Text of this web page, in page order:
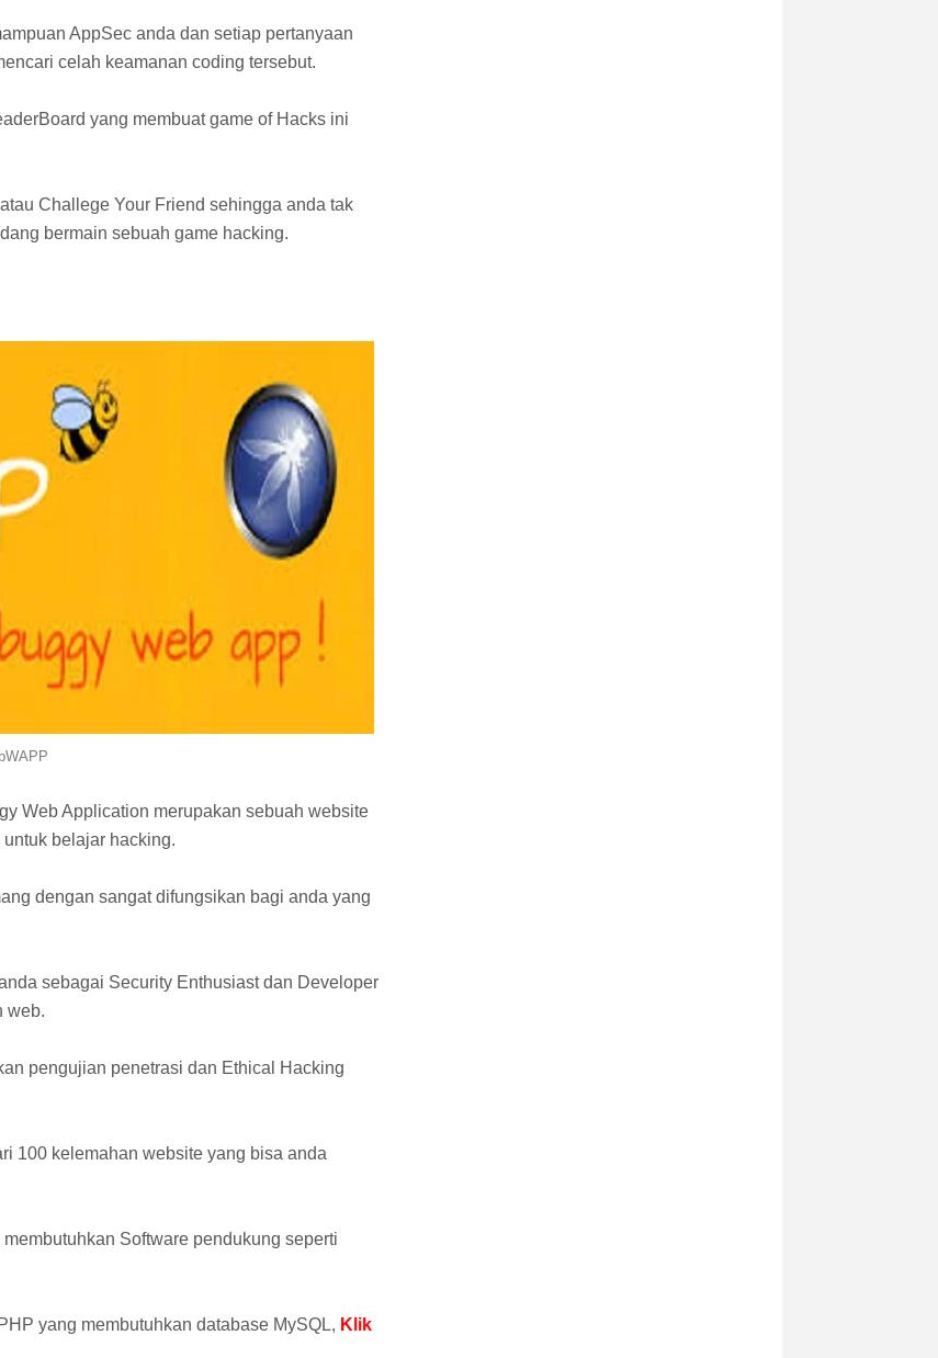
AppSec anda dan setiap pertanyaan
celah keamanan coding tersebut.
yang membuat game of Hacks ini
Challege Your Friend sehingga anda tak
bermain sebuah game hacking.
bWAPP
Web Application merupakan sebuah website
belajar hacking.
dengan sangat difungsikan bagi anda yang
sebagai Security Enthusiast dan Developer
web.
pengujian penetrasi dan Ethical Hacking
100 kelemahan website yang bisa anda
Software pendukung seperti
yang membutuhkan database MySQL, Klik